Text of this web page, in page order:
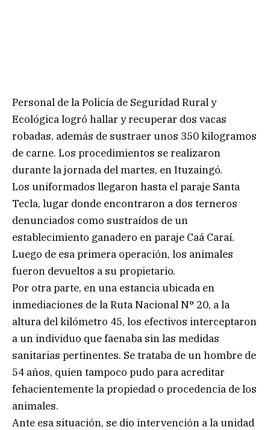
Personal de la Policía de Seguridad Rural y
Ecológica logró hallar y recuperar dos vacas
robadas, además de sustraer unos 350 kilogramos
de carne. Los procedimientos se realizaron
durante la jornada del martes, en Ituzaingó.
Los uniformados llegaron hasta el paraje Santa
Tecla, lugar donde encontraron a dos terneros
denunciados como sustraídos de un
establecimiento ganadero en paraje Caá Caraí.
Luego de esa primera operación, los animales
fueron devueltos a su propietario.
Por otra parte, en una estancia ubicada en
inmediaciones de la Ruta Nacional N° 20, a la
altura del kilómetro 45, los efectivos interceptaron
a un individuo que faenaba sin las medidas
sanitarias pertinentes. Se trataba de un hombre de
54 años, quien tampoco pudo para acreditar
fehacientemente la propiedad o procedencia de los
animales.
Ante esa situación, se dio intervención a la unidad